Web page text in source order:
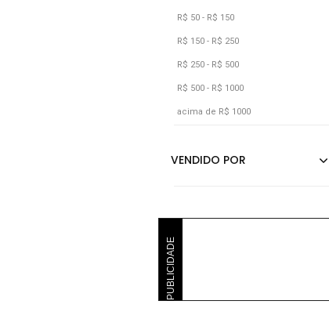
Incolor
Laranja
Lilás
Marrom
Multicolorido
Off-white
R$ 50 - R$ 150
R$ 150 - R$ 250
R$ 250 - R$ 500
R$ 500 - R$ 1000
acima de R$ 1000
PUBLICIDADE